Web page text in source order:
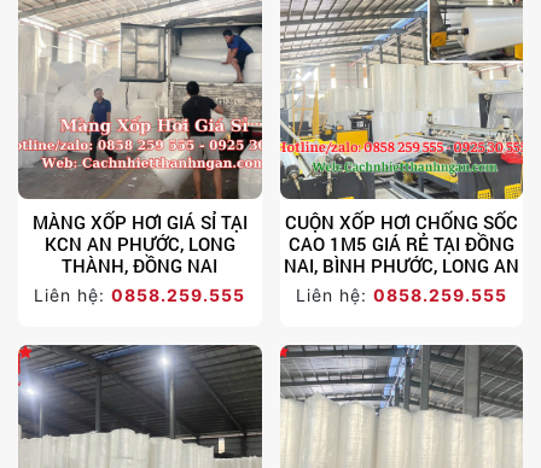
MÀNG XỐP HƠI GIÁ SỈ TẠI
KCN AN PHƯỚC, LONG
THÀNH, ĐỒNG NAI
Liên hệ:0858.259.555
CUỘN XỐP HƠI CHỐNG SỐC
CAO 1M5 GIÁ RẺ TẠI ĐỒNG
NAI, BÌNH PHƯỚC, LONG AN
Liên hệ: 0858.259.555